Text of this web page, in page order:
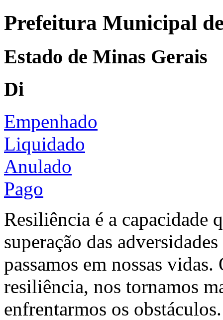
Prefeitura Municipal
Estado de Minas Gerais
Di
Empenhado
Liquidado
Anulado
Pago
Resiliência é a capacidade
superação das
passamos em nossas
resiliência, nos tornamos
enfrentarmos os obstáculos.